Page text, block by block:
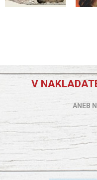
V
ANEB